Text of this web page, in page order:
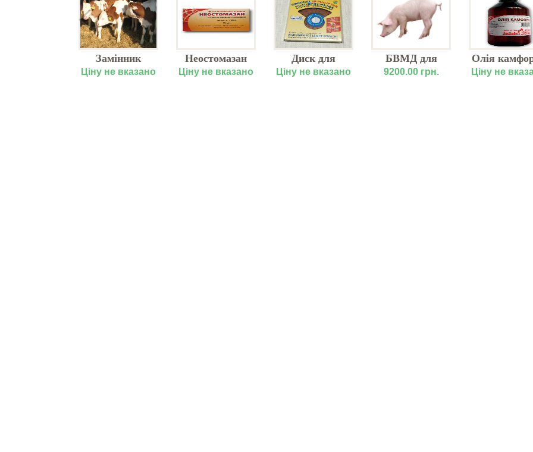
Замінник
молока для
Ціну не вказано
Неостомазан
Ціну не вказано
Диск для
корекції ратиць
Ціну не вказано
БВМД для
свиней СТАРТ
9200.00 грн.
Олія
Ціну не